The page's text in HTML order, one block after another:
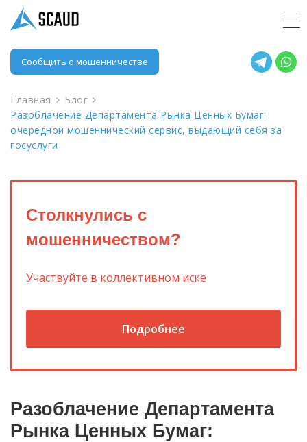
Сообщить о мошенничестве
Главная
Блог
Разоблачение Департамента Рынка Ценных Бумаг:
очередной мошеннический сервис, выдающий себя за
госуслуги
Столкнулись с
мошенничеством?
Участвуйте в коллективном иске
Подробнее
Разоблачение Департамента
Рынка Ценных Бумаг: